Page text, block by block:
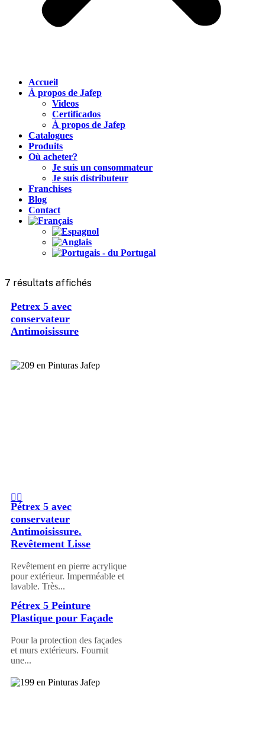
Accueil
À propos de Jafep
Videos
Certificados
À propos de Jafep
Catalogues
Produits
Où acheter?
Je suis un consommateur
Je suis distributeur
Franchises
Blog
Contact
7 résultats affichés
Petrex 5 avec
conservateur
Antimoisissure
Pétrex 5 avec
conservateur
Antimoisissure.
Revêtement Lisse
Revêtement en pierre acrylique
pour extérieur. Imperméable et
lavable. Très...
Pétrex 5 Peinture
Plastique pour Façade
Pour la protection des façades
et murs extérieurs. Fournit
une...